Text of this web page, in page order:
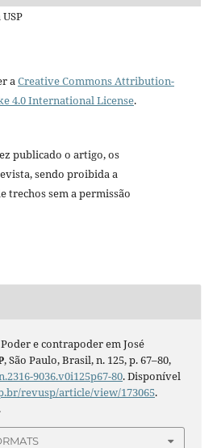
aCreative Commons Attribution-
4.0 International License.
publicado o artigo, os
sendo proibida a
trechos sem a permissão
e contrapoder em José
, São Paulo, Brasil, n. 125, p. 67–80,
9036.v0i125p67-80. Disponível
revusp/article/view/173065.